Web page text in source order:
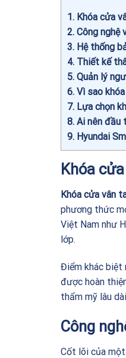
1
Khóa cửa
2 Công nghệ
3 Hệ thống
4 Thiết kế
5 Quản lý
6 Vì sao
7 Lựa chọn
8 Ai nên đầu
9 Hyundai
Khóa
Khóa cửa vân
phương thức
Việt Nam như
lớp.
Điểm khác biệt
được hoàn
thẩm mỹ lâu
Công
Cốt lõi của một